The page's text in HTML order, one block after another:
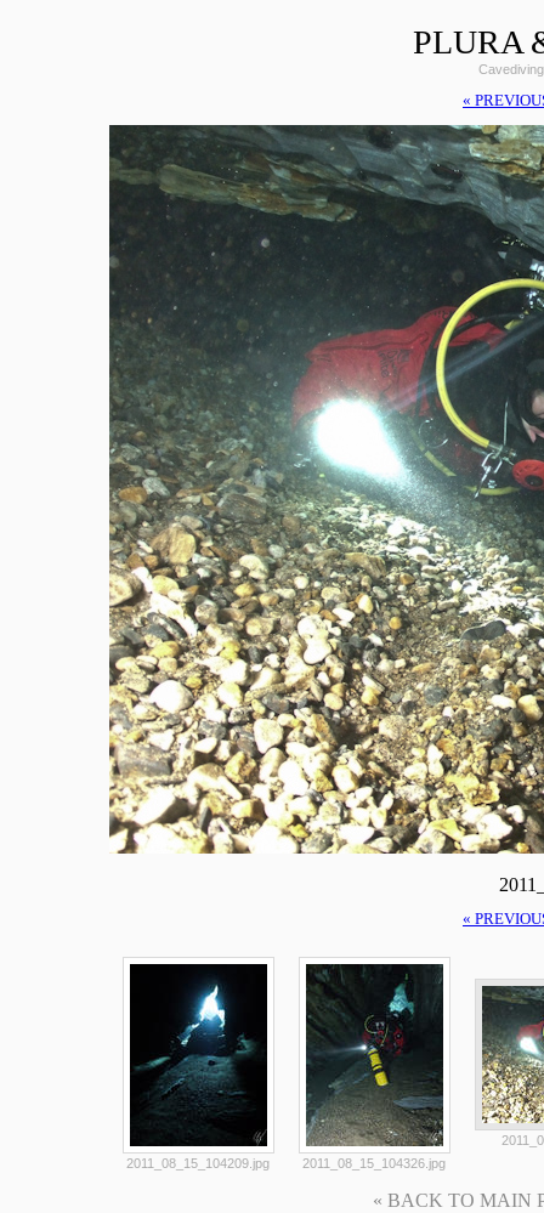
PLURA
«
«
2011_08_15_104209.jpg 2011_08_15_104326.jpg
« BACK TO MAIN